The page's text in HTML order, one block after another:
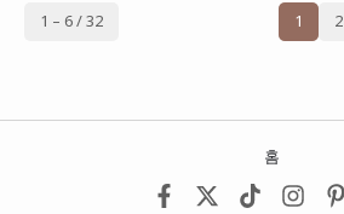
1 – 6 / 32 1 2
홈